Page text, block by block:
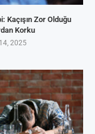
Kaçışın Zor Olduğu
Korku
2025